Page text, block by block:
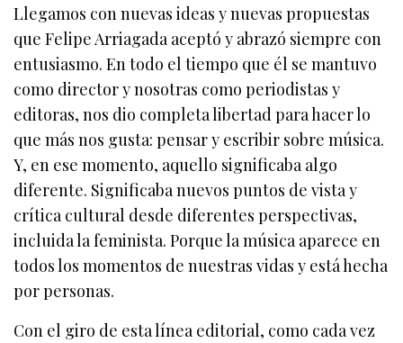
Llegamos con nuevas ideas y nuevas propuestas
que Felipe Arriagada aceptó y abrazó siempre con
entusiasmo. En todo el tiempo que él se mantuvo
como director y nosotras como periodistas y
editoras, nos dio completa libertad para hacer lo
que más nos gusta: pensar y escribir sobre música.
Y, en ese momento, aquello significaba algo
diferente. Significaba nuevos puntos de vista y
crítica cultural desde diferentes perspectivas,
incluida la feminista. Porque la música aparece en
todos los momentos de nuestras vidas y está hecha
por personas.
Con el giro de esta línea editorial, como cada vez